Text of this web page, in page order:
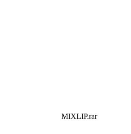
MIXLIP.rar